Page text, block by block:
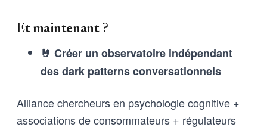
Et maintenant ?
🤘 Créer un observatoire indépendant
des dark patterns conversationnels
Alliance chercheurs en psychologie cognitive +
associations de consommateurs + régulateurs